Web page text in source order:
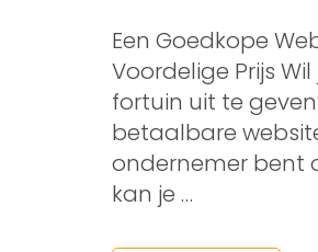
Een Goedkope
Voordelige Prijs
fortuin uit te
betaalbare
ondernemer bent
kan je …